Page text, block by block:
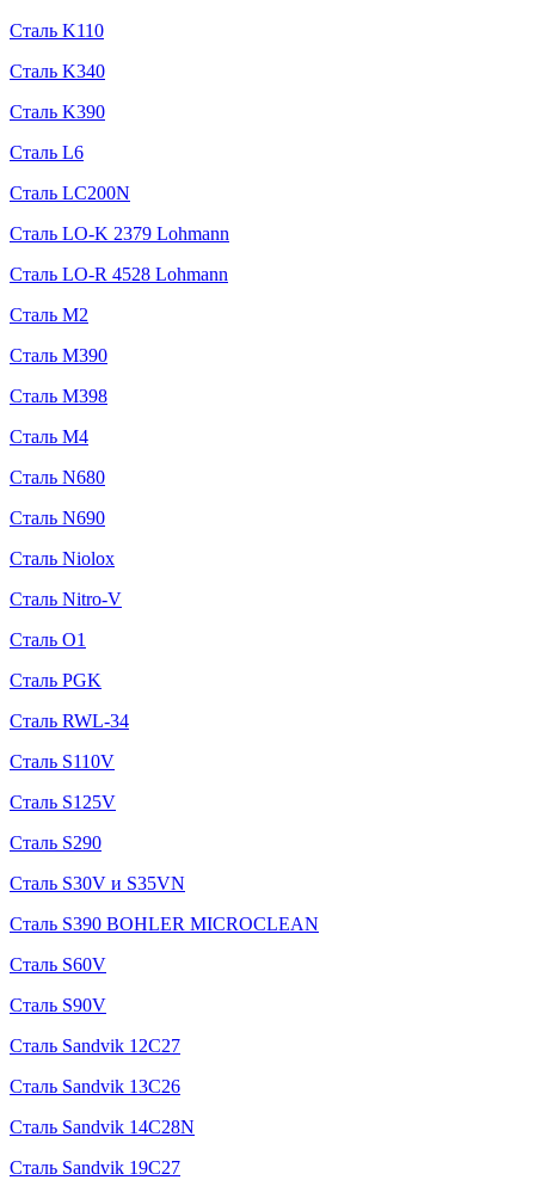
Сталь K110
Сталь K340
Сталь K390
Сталь L6
Сталь LC200N
Сталь LO-K 2379 Lohmann
Сталь LO-R 4528 Lohmann
Сталь M2
Сталь M390
Сталь M398
Сталь M4
Сталь N680
Сталь N690
Сталь Niolox
Сталь Nitro-V
Сталь O1
Сталь PGK
Сталь RWL-34
Сталь S110V
Сталь S125V
Сталь S290
Сталь S30V и S35VN
Сталь S390 BOHLER MICROCLEAN
Сталь S60V
Сталь S90V
Сталь Sandvik 12C27
Сталь Sandvik 13C26
Сталь Sandvik 14C28N
Сталь Sandvik 19C27